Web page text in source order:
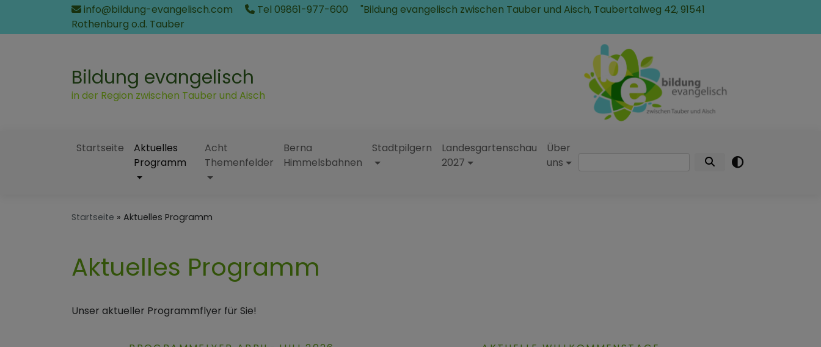
Inhalt
info@bildung-evangelisch.com Tel 09861-977-600
"Bildung evangelisch zwischen Tauber und Aisch, Taubertalweg 42, 91541
Rothenburg o.d. Tauber
Bildung evangelisch
in der Region zwischen Tauber und Aisch
Hauptnavigation
Startseite
Aktuelles
Programm
Acht
Themenfelder
Berna
Himmelsbahnen
Stadtpilgern
Landesgartenschau
2027
Über
uns
Startseite Aktuelles Programm
Aktuelles Programm
Unser aktueller Programmflyer für Sie!